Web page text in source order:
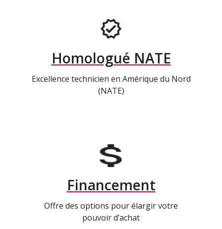
Homologué NATE
Excellence technicien en Amérique du Nord
(NATE)
Financement
Offre des options pour élargir votre
pouvoir d’achat